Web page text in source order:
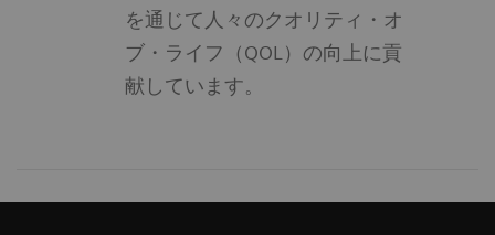
を通じて人々のクオリティ・オ
ブ・ライフ（QOL）の向上に貢
献しています。